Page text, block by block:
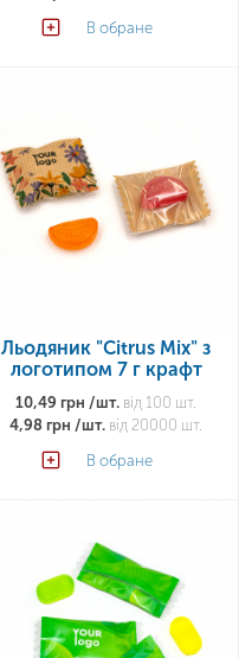
В обране
Льодяник "Citrus Mix" з
логотипом 7 г крафт
10,49 грн /шт. від 100 шт.
4,98 грн /шт. від 20000 шт.
В обране